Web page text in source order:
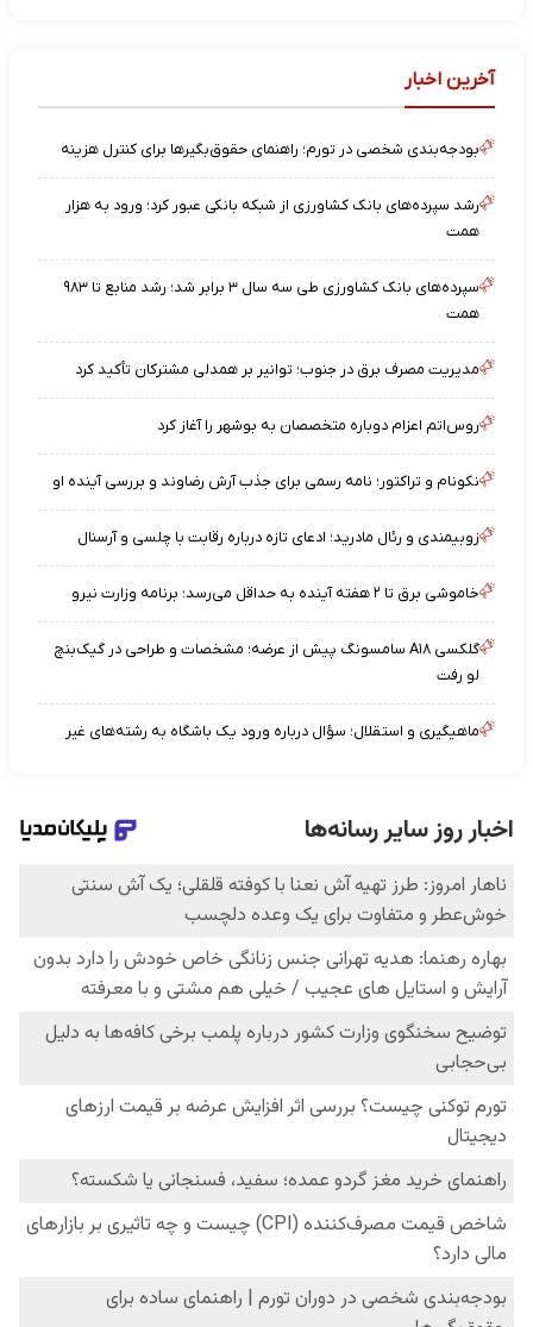
آخرین اخبار
بودجه‌بندی شخصی در تورم؛ راهنمای حقوق‌بگیرها برای کنترل هزینه
رشد سپرده‌های بانک کشاورزی از شبکه بانکی عبور کرد؛ ورود به هزار
همت
سپرده‌های بانک کشاورزی طی سه سال ۳ برابر شد؛ رشد منابع تا ۹۸۳
همت
مدیریت مصرف برق در جنوب؛ توانیر بر همدلی مشترکان تأکید کرد
روس‌اتم اعزام دوباره متخصصان به بوشهر را آغاز کرد
نکونام و تراکتور؛ نامه رسمی برای جذب آرش رضاوند و بررسی آینده او
زوبیمندی و رئال مادرید؛ ادعای تازه درباره رقابت با چلسی و آرسنال
خاموشی برق تا ۲ هفته آینده به حداقل می‌رسد؛ برنامه وزارت نیرو
گلکسی A۱۸ سامسونگ پیش از عرضه؛ مشخصات و طراحی در گیک‌بنچ
لو رفت
ماهیگیری و استقلال؛ سؤال درباره ورود یک باشگاه به رشته‌های غیر